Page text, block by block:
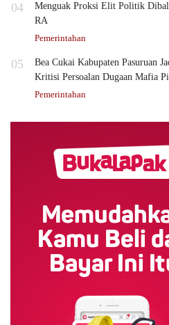
04
Menguak Proksi Elit Politik
RA
Pemerintahan
05
Bea Cukai Kabupaten Pasuruan
Kritisi Persoalan Dugaan Mafia
Pemerintahan